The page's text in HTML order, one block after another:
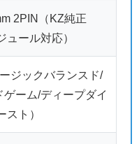
2PIN（KZ純正
ュール対応）
ジックバランスド/
ゲーム/ディープダイ
スト）